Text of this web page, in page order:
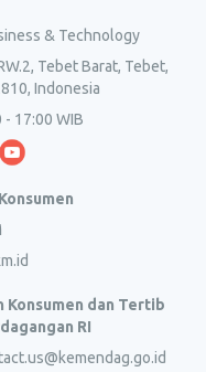
& Technology
Tebet Barat, Tebet,
Indonesia
- 17:00 WIB
dan Tertib
RI